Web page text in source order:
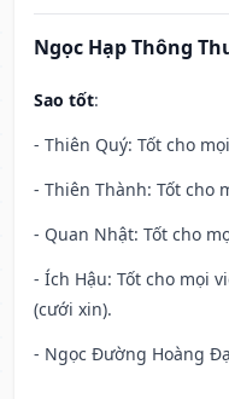
Ngọc Hạp Thông
Sao tốt:
- Thiên Quý: Tốt cho
- Thiên Thành: Tốt cho
- Quan Nhật: Tốt cho
- Ích Hậu: Tốt cho mọi
(cưới xin).
- Ngọc Đường Hoàng